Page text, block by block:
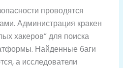
проводятся
Администрация кракен
хакеров” для поиска
Найденные баги
а исследователи